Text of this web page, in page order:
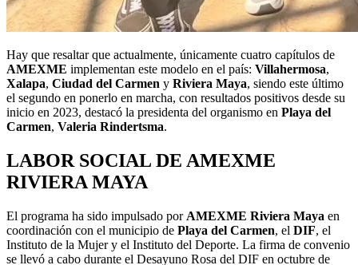
Hay que resaltar que actualmente, únicamente cuatro capítulos de
AMEXME implementan este modelo en el país: Villahermosa,
Xalapa, Ciudad del Carmen y Riviera Maya, siendo este último
el segundo en ponerlo en marcha, con resultados positivos desde su
inicio en 2023, destacó la presidenta del organismo en Playa del
Carmen, Valeria Rindertsma.
LABOR SOCIAL DE AMEXME
RIVIERA MAYA
El programa ha sido impulsado por AMEXME Riviera Maya en
coordinación con el municipio de Playa del Carmen, el DIF, el
Instituto de la Mujer y el Instituto del Deporte. La firma de convenio
se llevó a cabo durante el Desayuno Rosa del DIF en octubre de